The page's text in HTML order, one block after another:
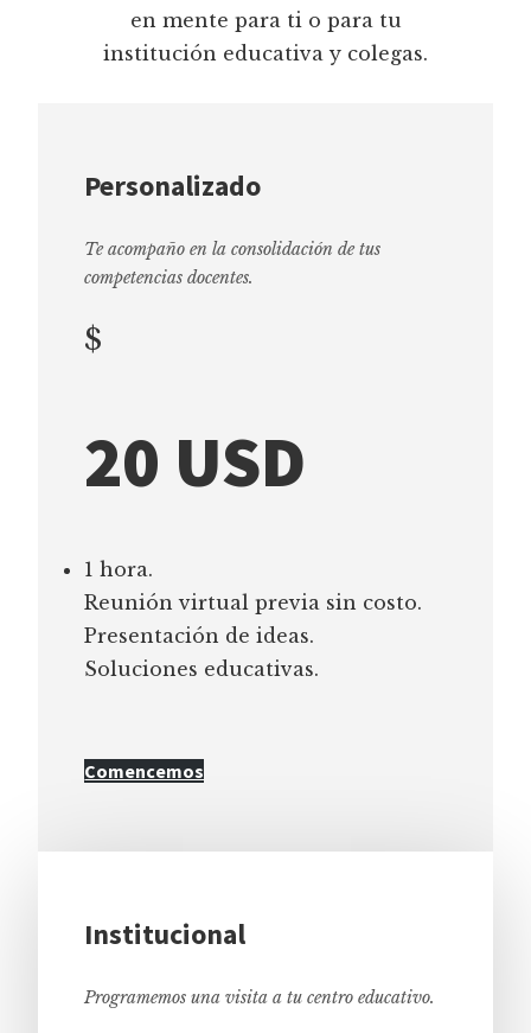
en mente para ti o para tu
institución educativa y colegas.
Personalizado
Te acompaño en la consolidación de tus
competencias docentes.
$
20 USD
1 hora.
Reunión virtual previa sin costo.
Presentación de ideas.
Soluciones educativas.
Comencemos
Institucional
Programemos una visita a tu centro educativo.